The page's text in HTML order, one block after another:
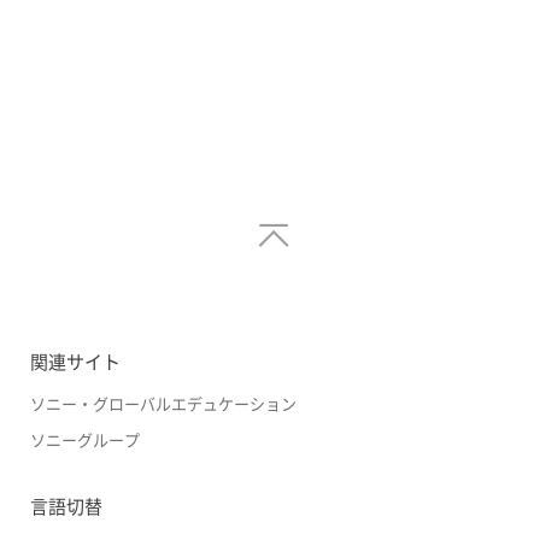
関連サイト
ソニー・グローバルエデュケーション
ソニーグループ
言語切替